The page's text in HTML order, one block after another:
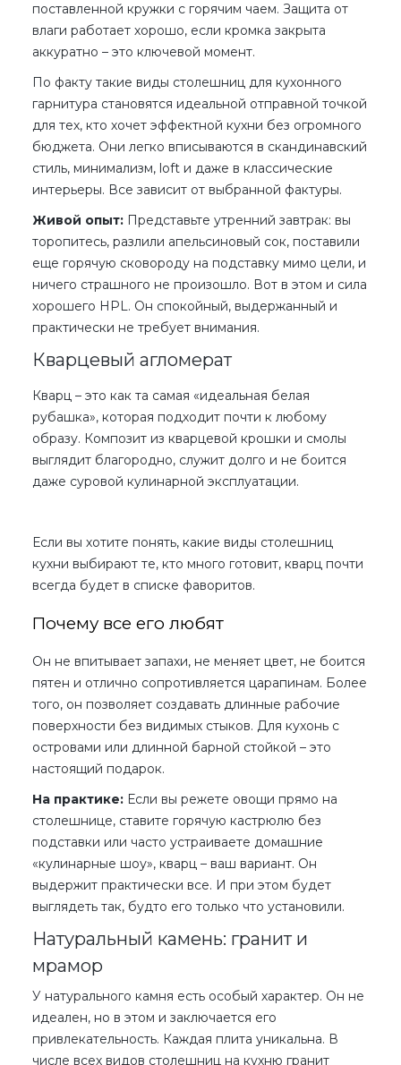
поставленной кружки с горячим чаем. Защита от
влаги работает хорошо, если кромка закрыта
аккуратно – это ключевой момент.
По факту такие виды столешниц для кухонного
гарнитура становятся идеальной отправной точкой
для тех, кто хочет эффектной кухни без огромного
бюджета. Они легко вписываются в скандинавский
стиль, минимализм, loft и даже в классические
интерьеры. Все зависит от выбранной фактуры.
Живой опыт: Представьте утренний завтрак: вы
торопитесь, разлили апельсиновый сок, поставили
еще горячую сковороду на подставку мимо цели, и
ничего страшного не произошло. Вот в этом и сила
хорошего HPL. Он спокойный, выдержанный и
практически не требует внимания.
Кварцевый агломерат
Кварц – это как та самая «идеальная белая
рубашка», которая подходит почти к любому
образу. Композит из кварцевой крошки и смолы
выглядит благородно, служит долго и не боится
даже суровой кулинарной эксплуатации.
Если вы хотите понять, какие виды столешниц
кухни выбирают те, кто много готовит, кварц почти
всегда будет в списке фаворитов.
Почему все его любят
Он не впитывает запахи, не меняет цвет, не боится
пятен и отлично сопротивляется царапинам. Более
того, он позволяет создавать длинные рабочие
поверхности без видимых стыков. Для кухонь с
островами или длинной барной стойкой – это
настоящий подарок.
На практике: Если вы режете овощи прямо на
столешнице, ставите горячую кастрюлю без
подставки или часто устраиваете домашние
«кулинарные шоу», кварц – ваш вариант. Он
выдержит практически все. И при этом будет
выглядеть так, будто его только что установили.
Натуральный камень: гранит и
мрамор
У натурального камня есть особый характер. Он не
идеален, но в этом и заключается его
привлекательность. Каждая плита уникальна. В
числе всех видов столешниц на кухню гранит